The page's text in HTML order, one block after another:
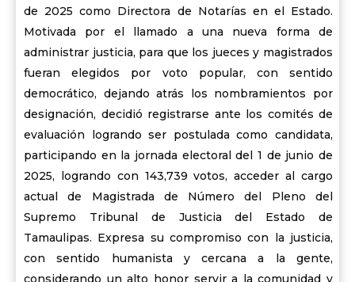
de 2025 como Directora de Notarías en el Estado.
Motivada por el llamado a una nueva forma de
administrar justicia, para que los jueces y magistrados
fueran elegidos por voto popular, con sentido
democrático, dejando atrás los nombramientos por
designación, decidió registrarse ante los comités de
evaluación logrando ser postulada como candidata,
participando en la jornada electoral del 1 de junio de
2025, logrando con 143,739 votos, acceder al cargo
actual de Magistrada de Número del Pleno del
Supremo Tribunal de Justicia del Estado de
Tamaulipas. Expresa su compromiso con la justicia,
con sentido humanista y cercana a la gente,
considerando un alto honor servir a la comunidad y